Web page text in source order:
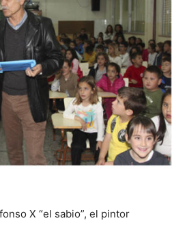
X “el sabio”, el pintor